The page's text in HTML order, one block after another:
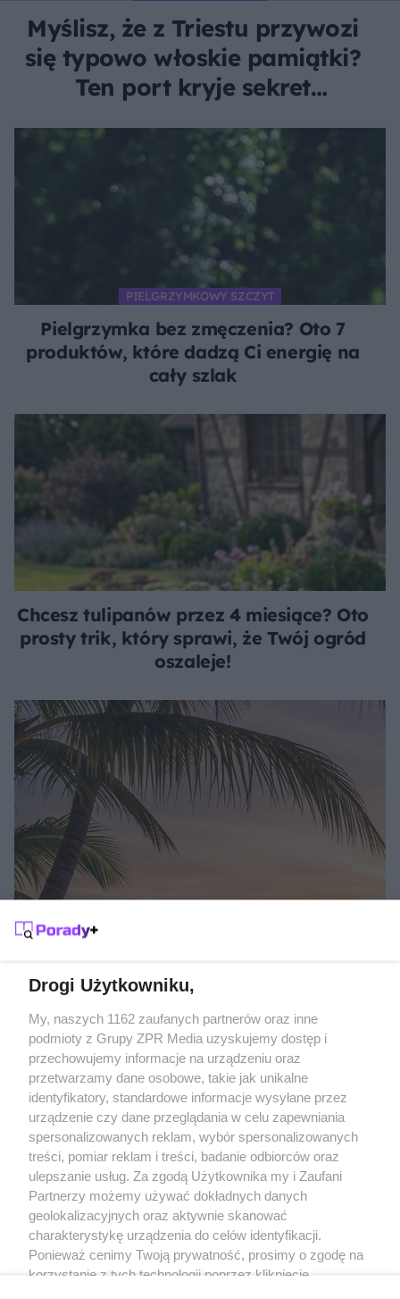
Myślisz, że z Triestu przywozi
się typowo włoskie pamiątki?
Ten port kryje sekret
PIELGRZYMKOWY SZCZYT
Pielgrzymka bez zmęczenia? Oto 7
produktów, które dadzą Ci energię na
cały szlak
Chcesz tulipanów przez 4 miesiące? Oto
prosty trik, który sprawi, że Twój ogród
oszaleje!
Żaden utwór zamieszczony w serwisie nie może być powielany i
rozpowszechniany lub dalej rozpowszechniany w jakikolwiek sposób
(w tym także elektroniczny lub mechaniczny) na jakimkolwiek polu
eksploatacji w jakiejkolwiek formie, włącznie z umieszczaniem w
Internecie bez pisemnej zgody właściciela praw. Jakiekolwiek użycie
lub wykorzystanie utworów w całości lub w części z naruszeniem
prawa, tzn. bez właściwej zgody, jest zabronione pod groźbą kary i
może być ścigane prawnie.
O nas
Informacje prawne
Drogi Użytkowniku,
My, naszych 1162 zaufanych partnerów oraz inne
podmioty z Grupy ZPR Media uzyskujemy dostęp i
przechowujemy informacje na urządzeniu oraz
przetwarzamy dane osobowe, takie jak unikalne
identyfikatory, standardowe informacje wysyłane przez
urządzenie czy dane przeglądania w celu zapewniania
spersonalizowanych reklam, wybór spersonalizowanych
treści, pomiar reklam i treści, badanie odbiorców oraz
ulepszanie usług. Za zgodą Użytkownika my i Zaufani
Partnerzy możemy używać dokładnych danych
geolokalizacyjnych oraz aktywnie skanować
charakterystykę urządzenia do celów identyfikacji.
Ponieważ cenimy Twoją prywatność, prosimy o zgodę na
korzystanie z tych technologii poprzez kliknięcie